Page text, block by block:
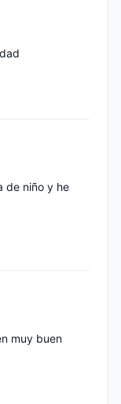
de niño y he
muy buen